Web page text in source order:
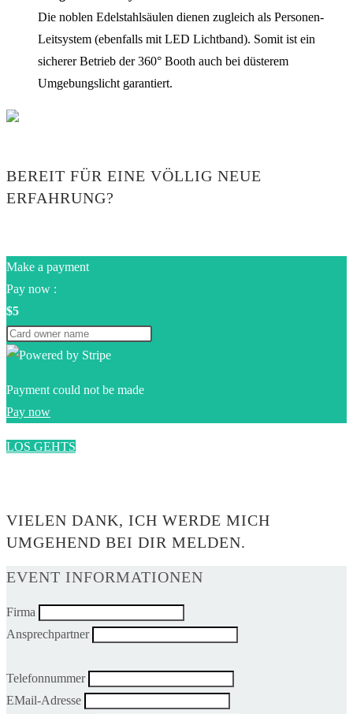
Die noblen Edelstahlsäulen dienen zugleich als Personen-
Leitsystem (ebenfalls mit LED Lichtband). Somit ist ein
sicherer Betrieb der 360° Booth auch bei düsterem
Umgebungslicht garantiert.
BEREIT FÜR EINE VÖLLIG NEUE
ERFAHRUNG?
Make a payment
Pay now :
$5
Payment could not be made
Pay now
LOS GEHTS
VIELEN DANK, ICH WERDE MICH
UMGEHEND BEI DIR MELDEN.
EVENT INFORMATIONEN
Firma
Ansprechpartner
Telefonnummer
EMail-Adresse